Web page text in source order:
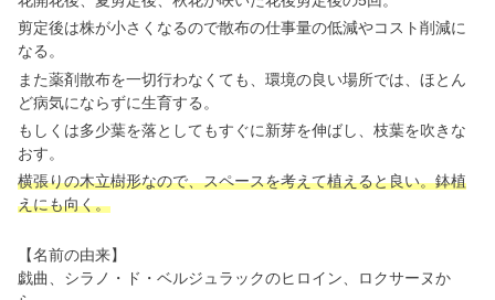
剪定後は株が小さくなるので散布の仕事量の低減やコスト削減に
なる。
また薬剤散布を一切行わなくても、環境の良い場所では、ほとん
ど病気にならずに生育する。
もしくは多少葉を落としてもすぐに新芽を伸ばし、枝葉を吹きな
おす。
横張りの木立樹形なので、スペースを考えて植えると良い。鉢植
えにも向く。
【名前の由来】
戯曲、シラノ・ド・ベルジュラックのヒロイン、ロクサーヌか